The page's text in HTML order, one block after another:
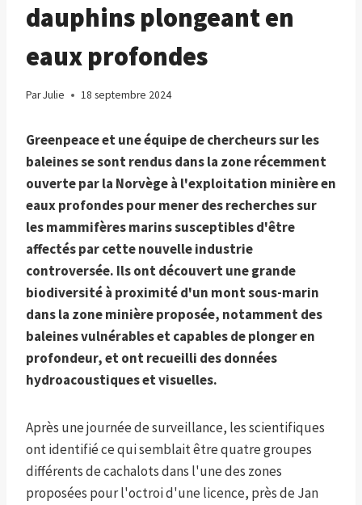
dauphins plongeant en
eaux profondes
ParJulie 18 septembre 2024
Greenpeace et une équipe de chercheurs sur les
baleines se sont rendus dans la zone récemment
ouverte par la Norvège à l'exploitation minière en
eaux profondes pour mener des recherches sur
les mammifères marins susceptibles d'être
affectés par cette nouvelle industrie
controversée. Ils ont découvert une grande
biodiversité à proximité d'un mont sous-marin
dans la zone minière proposée, notamment des
baleines vulnérables et capables de plonger en
profondeur, et ont recueilli des données
hydroacoustiques et visuelles.
Après une journée de surveillance, les scientifiques
ont identifié ce qui semblait être quatre groupes
différents de cachalots dans l'une des zones
proposées pour l'octroi d'une licence, près de Jan